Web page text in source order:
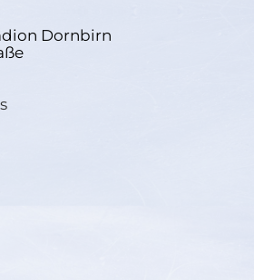
Dornbirn